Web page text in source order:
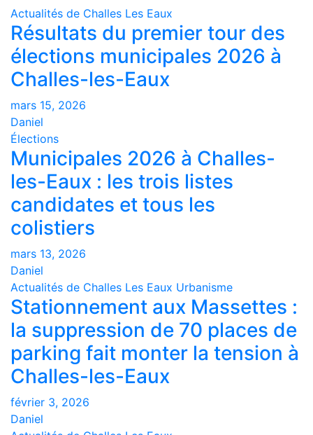
Actualités de Challes Les Eaux
Résultats du premier tour des
élections municipales 2026 à
Challes-les-Eaux
mars 15, 2026
Daniel
Élections
Municipales 2026 à Challes-
les-Eaux : les trois listes
candidates et tous les
colistiers
mars 13, 2026
Daniel
Actualités de Challes Les Eaux Urbanisme
Stationnement aux Massettes :
la suppression de 70 places de
parking fait monter la tension à
Challes-les-Eaux
février 3, 2026
Daniel